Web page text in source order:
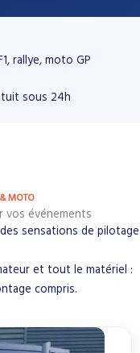
rallye, moto GP​
sous 24h
MOTO
vos événements
sensations de pilotage
et tout le matériel :
compris.